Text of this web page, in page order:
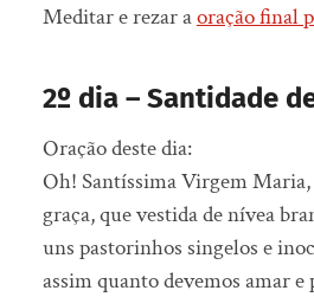
Meditar e rezar aoração final
2º dia – Santidade
Oração deste dia:
Oh! Santíssima Virgem
graça, que vestida de nívea
uns pastorinhos singelos e
assim quanto devemos amar e